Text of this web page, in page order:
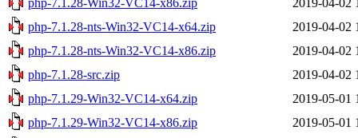
php-7.1.28-nts-Win32-VC14-x64.zip
2019-04-02
php-7.1.28-nts-Win32-VC14-x86.zip
2019-04-02
php-7.1.28-src.zip
2019-04-02
php-7.1.29-Win32-VC14-x64.zip
2019-05-01
php-7.1.29-Win32-VC14-x86.zip
2019-05-01